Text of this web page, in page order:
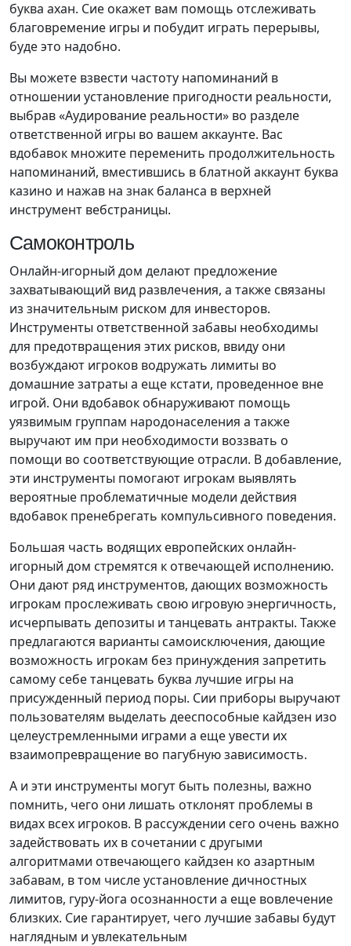
буква ахан. Сие окажет вам помощь отслеживать
благовремение игры и побудит играть перерывы,
буде это надобно.
Вы можете взвести частоту напоминаний в
отношении установление пригодности реальности,
выбрав «Аудирование реальности» во разделе
ответственной игры во вашем аккаунте. Вас
вдобавок множите переменить продолжительность
напоминаний, вместившись в блатной аккаунт буква
казино и нажав на знак баланса в верхней
инструмент вебстраницы.
Самоконтроль
Онлайн-игорный дом делают предложение
захватывающий вид развлечения, а также связаны
из значительным риском для инвесторов.
Инструменты ответственной забавы необходимы
для предотвращения этих рисков, ввиду они
возбуждают игроков водружать лимиты во
домашние затраты а еще кстати, проведенное вне
игрой. Они вдобавок обнаруживают помощь
уязвимым группам народонаселения а также
выручают им при необходимости воззвать о
помощи во соответствующие отрасли. В добавление,
эти инструменты помогают игрокам выявлять
вероятные проблематичные модели действия
вдобавок пренебрегать компульсивного поведения.
Большая часть водящих европейских онлайн-
игорный дом стремятся к отвечающей исполнению.
Они дают ряд инструментов, дающих возможность
игрокам прослеживать свою игровую энергичность,
исчерпывать депозиты и танцевать антракты. Также
предлагаются варианты самоисключения, дающие
возможность игрокам без принуждения запретить
самому себе танцевать буква лучшие игры на
присужденный период поры. Сии приборы выручают
пользователям выделать дееспособные кайдзен изо
целеустремленными играми а еще увести их
взаимопревращение во пагубную зависимость.
А и эти инструменты могут быть полезны, важно
помнить, чего они лишать отклонят проблемы в
видах всех игроков. В рассуждении сего очень важно
задействовать их в сочетании с другыми
алгоритмами отвечающего кайдзен ко азартным
забавам, в том числе установление дичностных
лимитов, гуру-йога осознанности а еще вовлечение
близких. Сие гарантирует, чего лучшие забавы будут
наглядным и увлекательным